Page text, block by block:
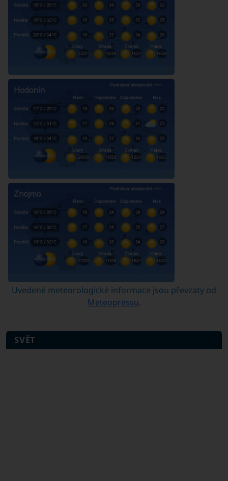
Uvedené meteorologické informace jsou převzaty od
Meteopressu.
SVĚT